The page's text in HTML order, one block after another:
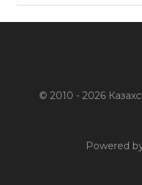
© 2010 - 2026
Powered